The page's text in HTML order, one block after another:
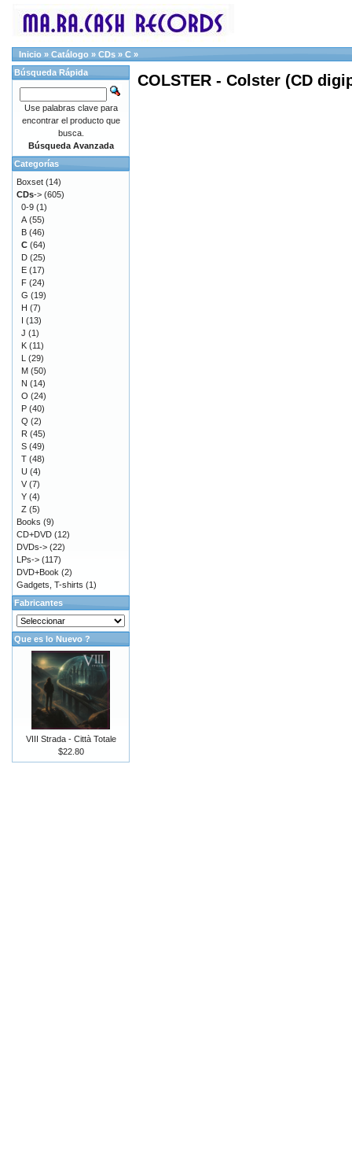
Inicio » Catálogo » CDs » C »
COLSTER - Colster (CD
Búsqueda Rápida
Use palabras clave para
encontrar el producto que
busca.
Búsqueda Avanzada
Categorías
Boxset (14)
CDs-> (605)
0-9 (1)
A (55)
B (46)
C (64)
D (25)
E (17)
F (24)
G (19)
H (7)
I (13)
J (1)
K (11)
L (29)
M (50)
N (14)
O (24)
P (40)
Q (2)
R (45)
S (49)
T (48)
U (4)
V (7)
Y (4)
Z (5)
Books (9)
CD+DVD (12)
DVDs-> (22)
LPs-> (117)
DVD+Book (2)
Gadgets, T-shirts (1)
Fabricantes
Que es lo Nuevo ?
VIII Strada - Città Totale
$22.80